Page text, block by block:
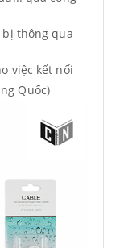
bị thông qua
việc kết nối
Quốc)